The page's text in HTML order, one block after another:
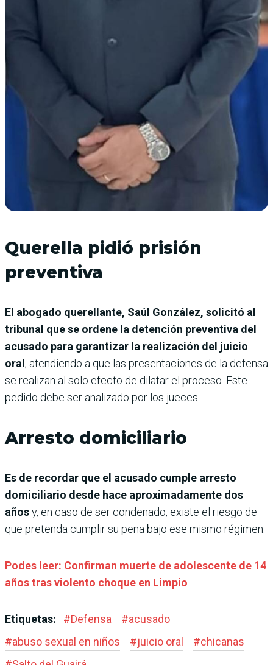
Querella pidió prisión
preventiva
El abogado querellante, Saúl González, solicitó al
tribunal que se ordene la detención preventiva del
acusado para garantizar la realización del juicio
oral , atendiendo a que las presentaciones de la defensa
se realizan al solo efecto de dilatar el proceso. Este
pedido debe ser analizado por los jueces.
Arresto domiciliario
Es de recordar que el acusado cumple arresto
domiciliario desde hace aproximadamente dos
añosy, en caso de ser condenado, existe el riesgo de
que pretenda cumplir su pena bajo ese mismo régimen.
Podes leer: Confirman muerte de adolescente de 14
años tras violento choque en Limpio
Etiquetas: #Defensa #acusado
#abuso sexual en niños #juicio oral #chicanas